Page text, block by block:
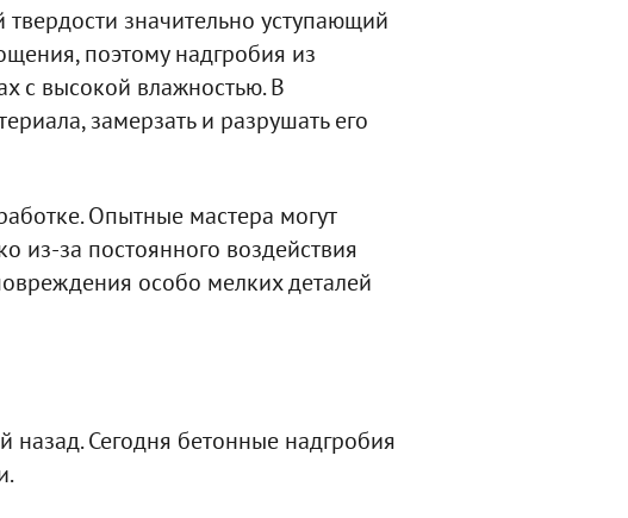
значительно уступающий
поэтому надгробия из
с высокой влажностью. В
замерзать и разрушать его
Опытные мастера могут
из-за постоянного воздействия
особо мелких деталей
назад. Сегодня бетонные надгробия